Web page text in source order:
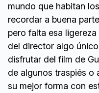
mundo que habitan
recordar a buena
pero falta esa
del director algo
disfrutar del film de
de algunos traspiés o
su mejor forma con